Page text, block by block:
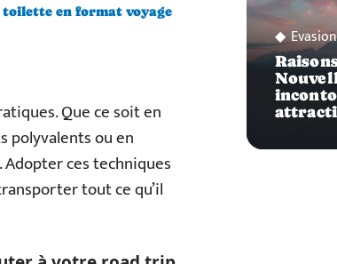
en format voyage
Que ce soit en
polyvalents ou en
ces techniques
tout ce qu’il
Evasion